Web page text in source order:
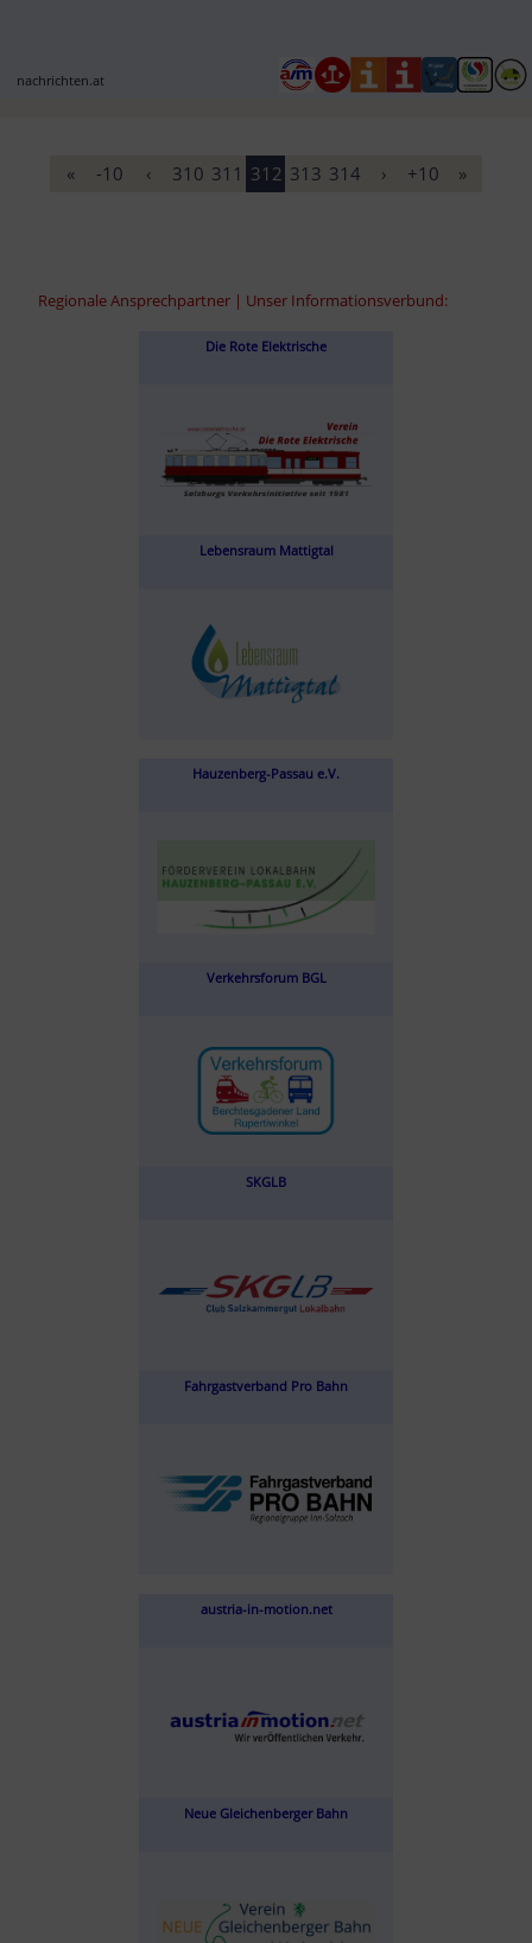
nachrichten.at
« -10 ‹ 310 311 312 313 314 › +10 »
Regionale Ansprechpartner | Unser Informationsverbund:
Die Rote Elektrische
Lebensraum Mattigtal
Hauzenberg-Passau e.V.
Verkehrsforum BGL
SKGLB
Fahrgastverband Pro Bahn
austria-in-motion.net
Neue Gleichenberger Bahn